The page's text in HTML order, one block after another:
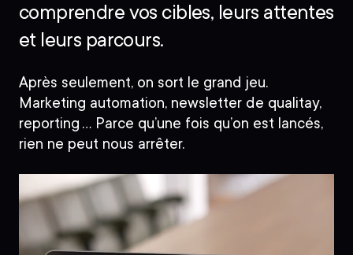
comprendre vos cibles, leurs attentes
et leurs parcours.
Après seulement, on sort le grand jeu.
Marketing automation, newsletter de qualitay,
reporting … Parce qu’une fois qu’on est lancés,
rien ne peut nous arrêter.